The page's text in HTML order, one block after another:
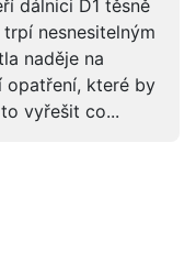
dálnici D1 těsně
nesnesitelným
naděje na
opatření, které by
vyřešit co...